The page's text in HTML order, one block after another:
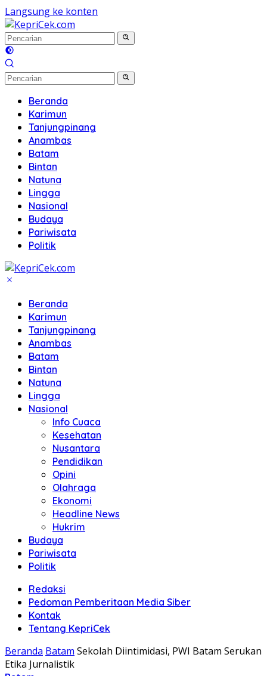
Langsung ke konten
Beranda
Karimun
Tanjungpinang
Anambas
Batam
Bintan
Natuna
Lingga
Nasional
Budaya
Pariwisata
Politik
Beranda
Karimun
Tanjungpinang
Anambas
Batam
Bintan
Natuna
Lingga
Nasional
Info Cuaca
Kesehatan
Nusantara
Pendidikan
Opini
Olahraga
Ekonomi
Headline News
Hukrim
Budaya
Pariwisata
Politik
Redaksi
Pedoman Pemberitaan Media Siber
Kontak
Tentang KepriCek
Beranda Batam Sekolah Diintimidasi, PWI Batam Serukan
Etika Jurnalistik